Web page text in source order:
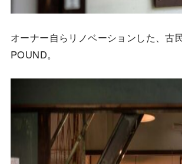
オーナー自らリノベーションした、古
POUND。